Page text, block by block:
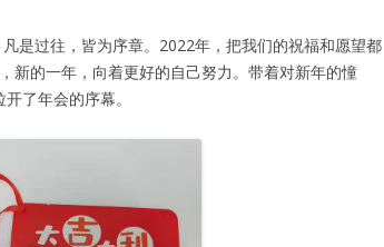
是过往，皆为序章。2022年，把我们的祝福和愿望都
新的一年，向着更好的自己努力。带着对新年的憧
了年会的序幕。